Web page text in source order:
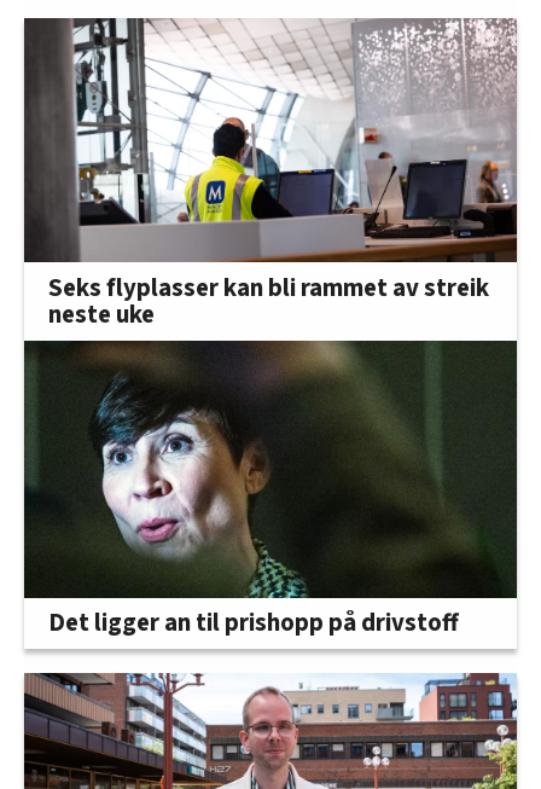
Seks flyplasser kan bli rammet av streik
neste uke
Det ligger an til prishopp på drivstoff